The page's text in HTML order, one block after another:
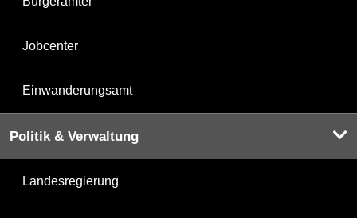
Jobcenter
Einwanderungsamt
Politik & Verwaltung
Landesregierung